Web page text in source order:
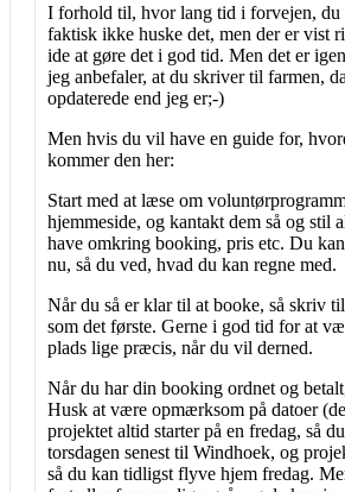
I forhold til, hvor lang tid i forvejen, du
faktisk ikke huske det, men der er vist
ide at gøre det i god tid. Men det er
jeg anbefaler, at du skriver til farmen,
opdaterede end jeg er;-)
Men hvis du vil have en guide for,
kommer den her:
Start med at læse om
hjemmeside, og kantakt dem så og stil
have omkring booking, pris etc. Du
nu, så du ved, hvad du kan regne med.
Når du så er klar til at booke, så skriv
som det første. Gerne i god tid for at
plads lige præcis, når du vil derned.
Når du har din booking ordnet og
Husk at være opmærksom på datoer
projektet altid starter på en fredag, så
torsdagen senest til Windhoek, og
så du kan tidligst flyve hjem fredag.